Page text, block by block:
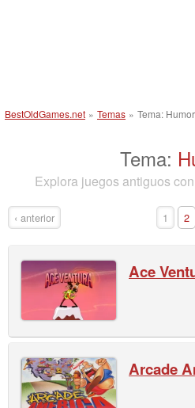
BestOldGames.net » Temas » Tema: Humor
Tema:
Explora juegos antiguos
‹ anterior 1 2
Ace
Arcade